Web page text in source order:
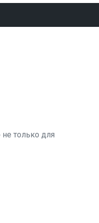
только для